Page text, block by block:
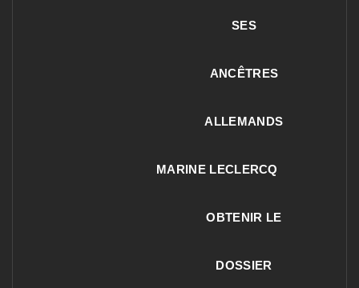
SES
ANCÊTRES
ALLEMANDS
MARINE LECLERCQ
OBTENIR LE
DOSSIER